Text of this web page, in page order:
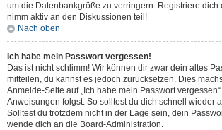
um die Datenbankgröße zu verringern. Registriere dich
nimm aktiv an den Diskussionen teil!
Nach oben
Ich habe mein Passwort vergessen!
Das ist nicht schlimm! Wir können dir zwar dein altes
mitteilen, du kannst es jedoch zurücksetzen. Dies
Anmelde-Seite auf „Ich habe mein Passwort
Anweisungen folgst. So solltest du dich schnell wieder
Solltest du trotzdem nicht in der Lage sein, dein
wende dich an die Board-Administration.